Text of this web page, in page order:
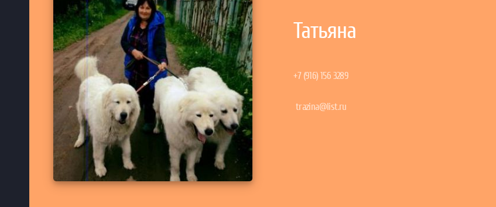
Татьяна
+7 (916) 156 3289
trazina@list.ru